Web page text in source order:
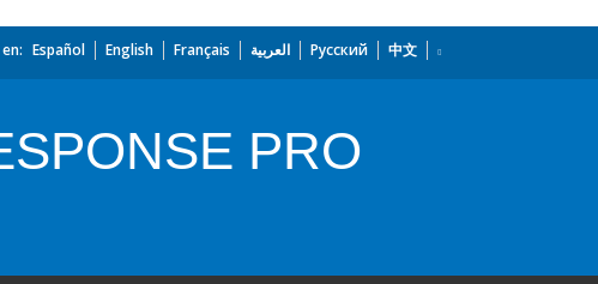
Español English Français العربية Русский 中文
PRO